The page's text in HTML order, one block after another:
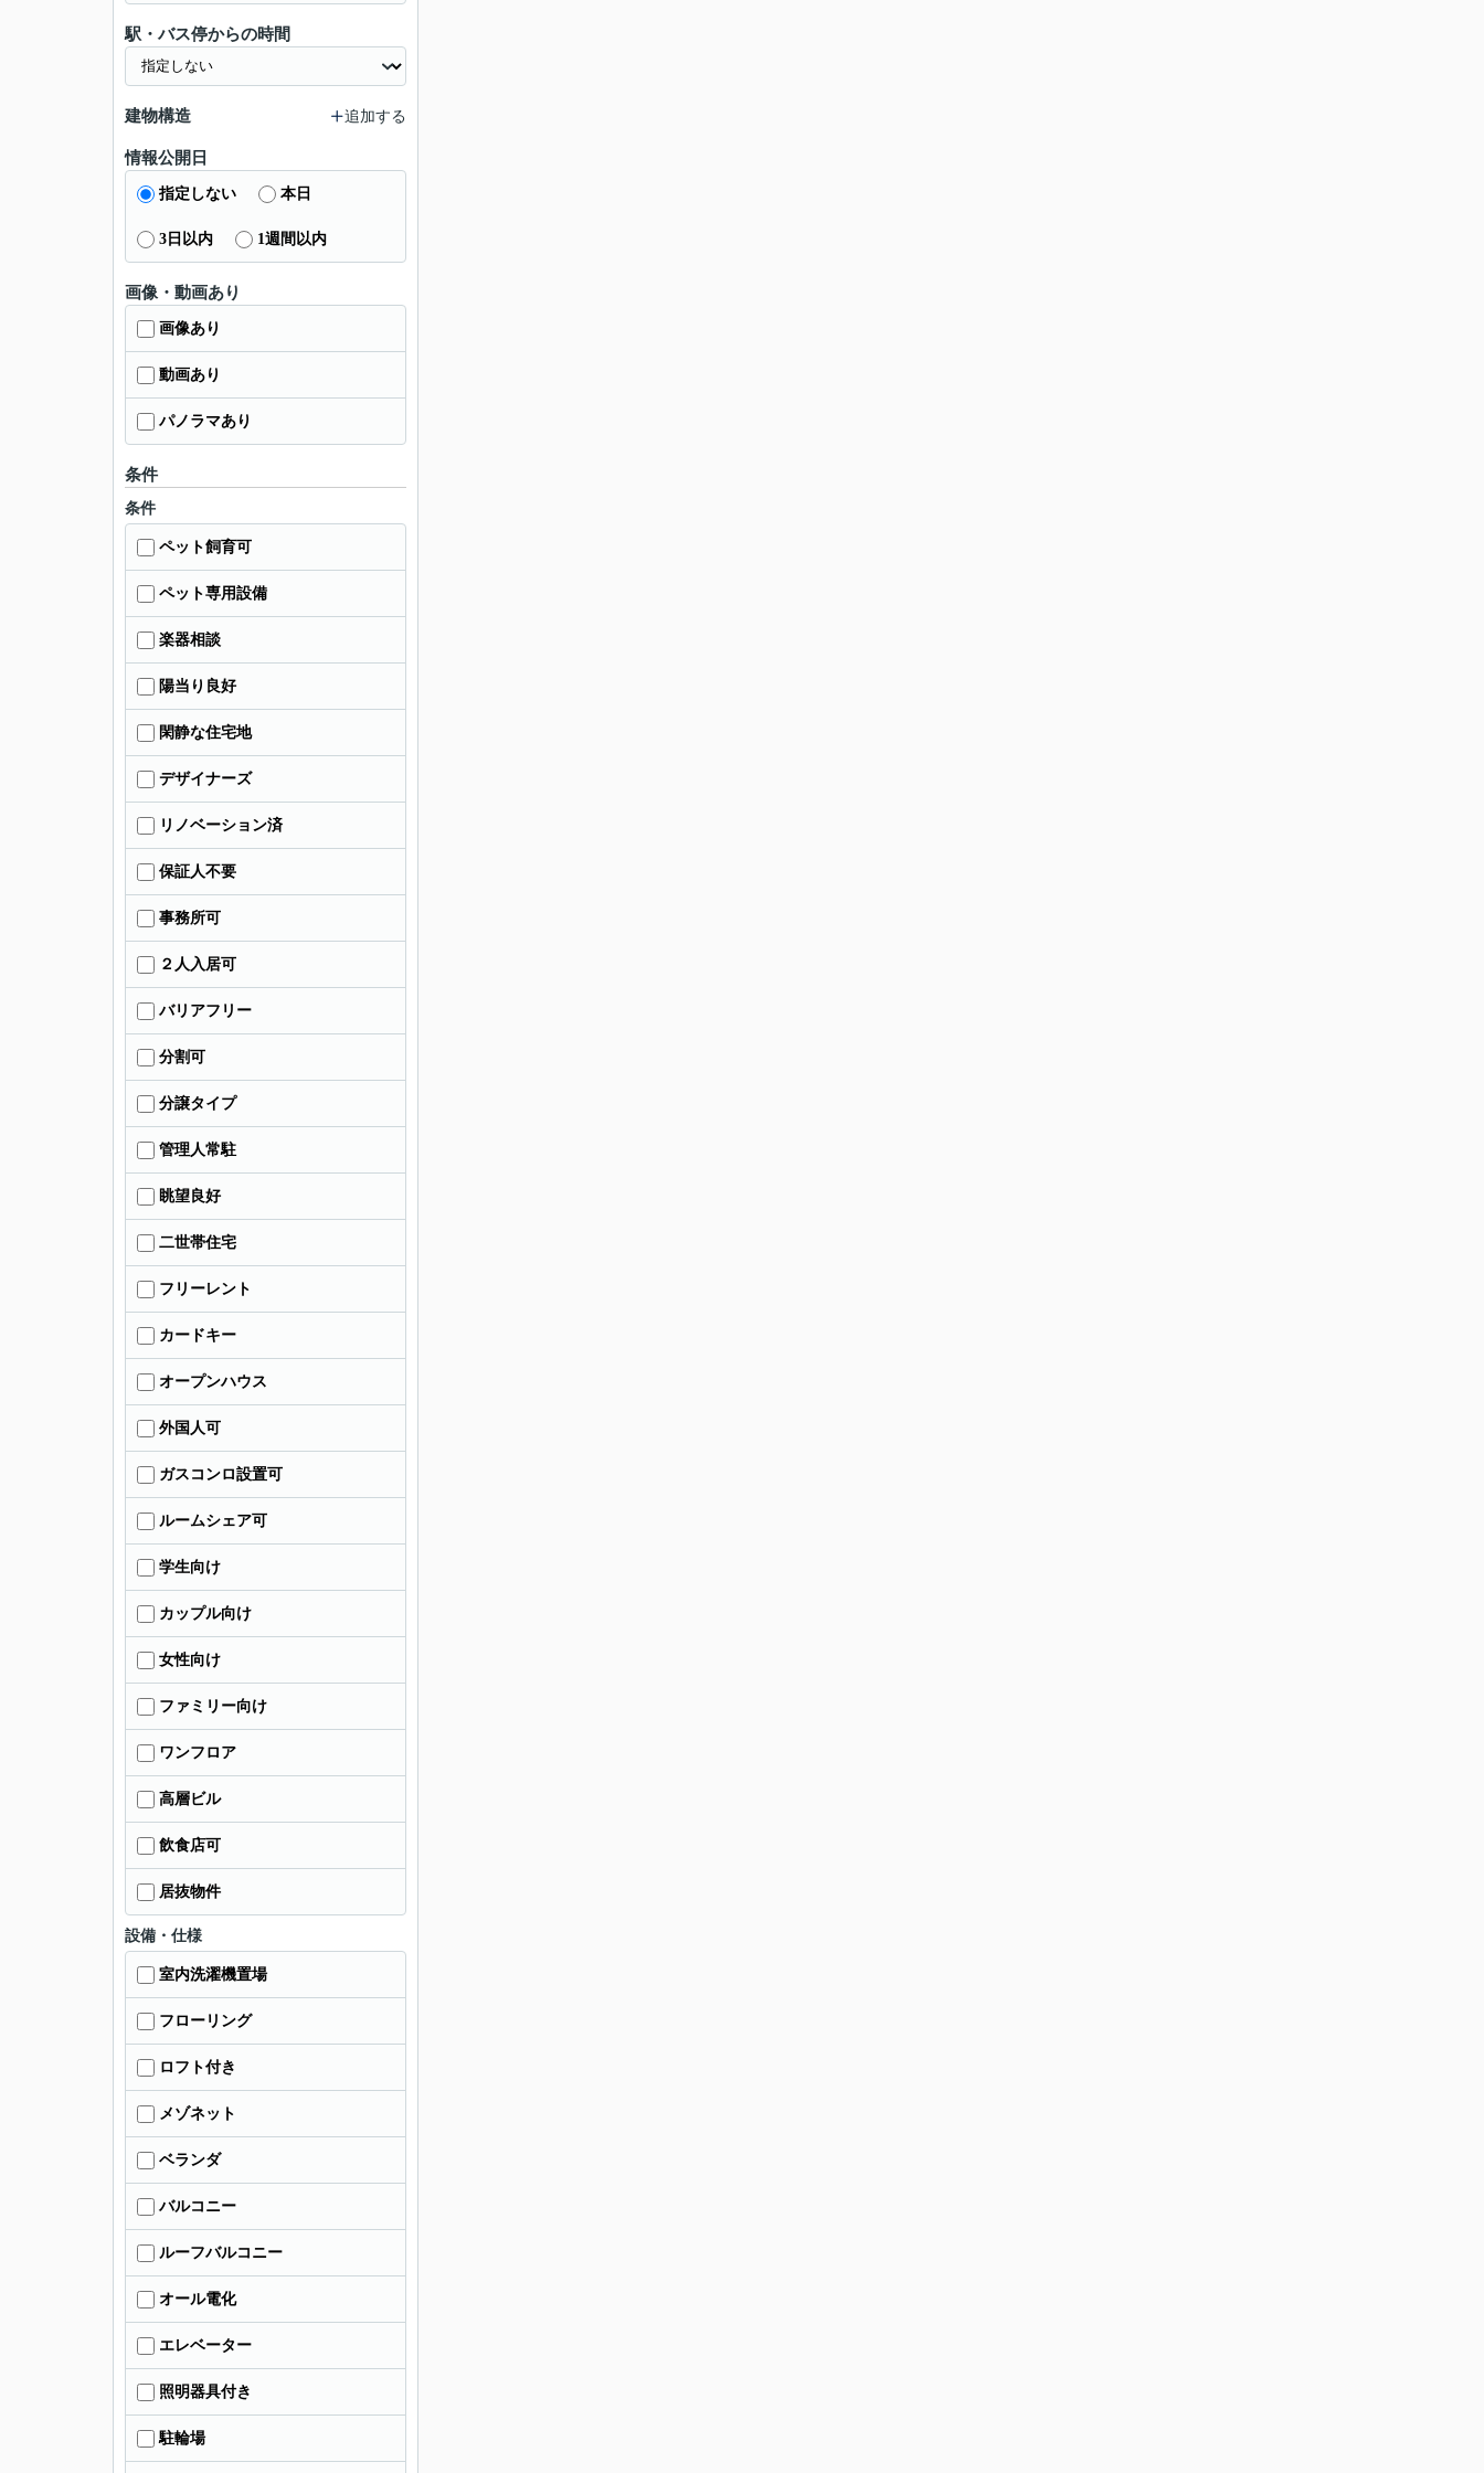
駅・バス停からの時間
建物構造 追加する
情報公開日
指定しない 本日
3日以内 1週間以内
画像・動画あり
画像あり
動画あり
パノラマあり
条件
条件
ペット飼育可
ペット専用設備
楽器相談
陽当り良好
閑静な住宅地
デザイナーズ
リノベーション済
保証人不要
事務所可
２人入居可
バリアフリー
分割可
分譲タイプ
管理人常駐
眺望良好
二世帯住宅
フリーレント
カードキー
オープンハウス
外国人可
ガスコンロ設置可
ルームシェア可
学生向け
カップル向け
女性向け
ファミリー向け
ワンフロア
高層ビル
飲食店可
居抜物件
設備・仕様
室内洗濯機置場
フローリング
ロフト付き
メゾネット
ベランダ
バルコニー
ルーフバルコニー
オール電化
エレベーター
照明器具付き
駐輪場